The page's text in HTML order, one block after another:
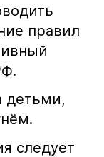
правил
детьми,
следует